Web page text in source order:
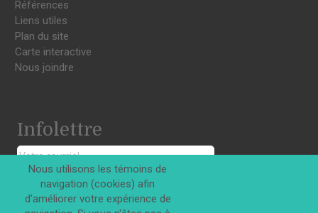
Références
Liens utiles
Plan du site
Carte interactive
Nous joindre
Infolettre
S'INSCRIRE
Nous utilisons les témoins de
navigation (cookies) afin
d'améliorer votre expérience de